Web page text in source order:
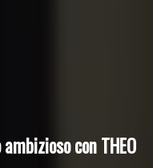
con THEO